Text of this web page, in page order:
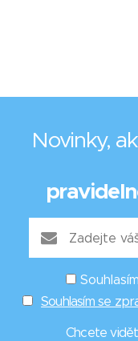
Novinky,
Souhlasím se
Chcete vidět